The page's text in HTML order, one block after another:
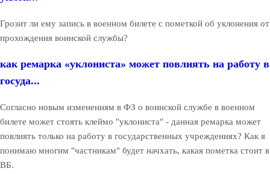
Грозит ли ему запись в военном билете с пометкой об уклонения от
прохождения воинской службы?
как ремарка «уклониста» может повлиять на работу в
госуда...
Согласно новым изменениям в ФЗ о воинской службе в военном
билете может стоять клеймо "уклониста" - данная ремарка может
повлиять только на работу в государственных учреждениях? Как я
понимаю многим "частникам" будет начхать, какая пометка стоит в
ВБ.